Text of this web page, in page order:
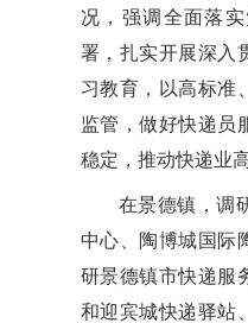
况，强调全面落
署， 扎实开展深入
习教育，
以高标准
监管，做好快递员
稳定，推动快递业
在景德镇，调
中心、陶博城国际
研景德镇市快递服
和迎宾城快递驿站